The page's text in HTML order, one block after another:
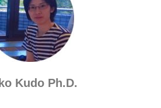
Kudo Ph.D.